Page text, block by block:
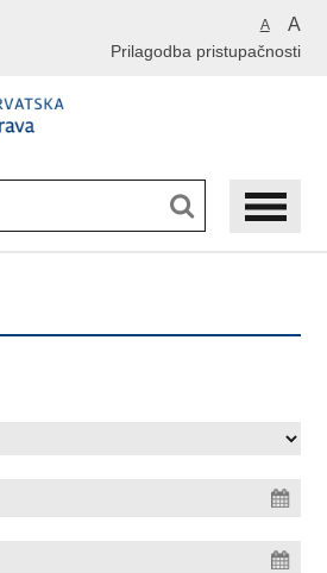
A A
Prilagodba pristupačnosti